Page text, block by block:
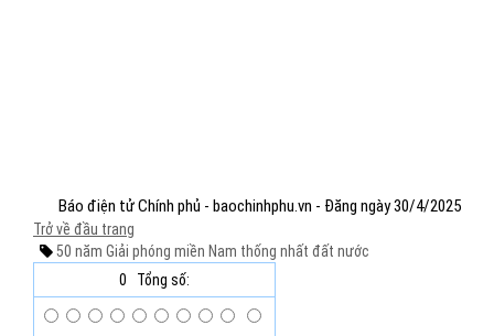
Báo điện tử Chính phủ - baochinhphu.vn - Đăng ngày 30/4/2025
Trở về đầu trang
50 năm Giải phóng miền Nam thống nhất đất nước
0
Tổng số: